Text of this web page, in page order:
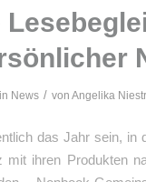
in News / von Angelika
das Jahr sein, in
mit ihren Produkten